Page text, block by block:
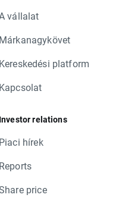
vállalat
Márkanagykövet
Kereskedési platform
Kapcsolat
Investor relations
Piaci hírek
Reports
price